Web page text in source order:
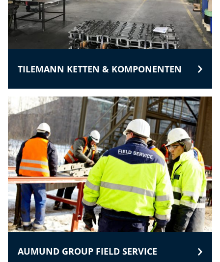
TILEMANN KETTEN & KOMPONENTEN
AUMUND GROUP FIELD SERVICE